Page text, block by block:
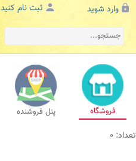
وارد شوید ثبت نام کنید
فروشگاه پنل فروشنده
تعداد: 0